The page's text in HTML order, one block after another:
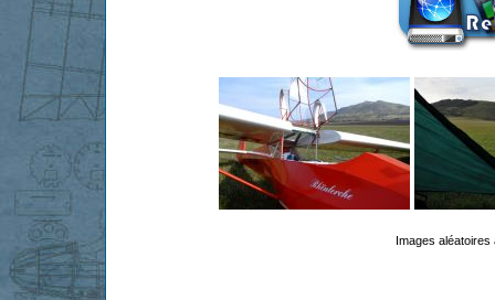
Images aléatoires